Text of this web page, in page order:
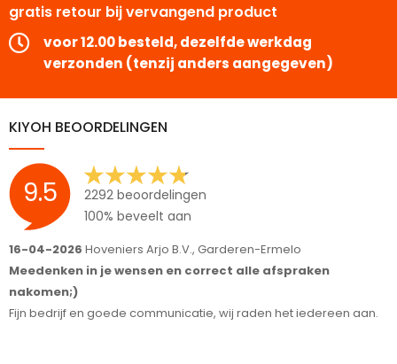
gratis retour bij vervangend product
voor 12.00 besteld, dezelfde werkdag
verzonden (tenzij anders aangegeven)
KIYOH BEOORDELINGEN
9.5
2292 beoordelingen
100% beveelt aan
16-04-2026 Hoveniers Arjo B.V., Garderen-Ermelo
Meedenken in je wensen en correct alle afspraken
nakomen;)
Fijn bedrijf en goede communicatie, wij raden het iedereen aan.